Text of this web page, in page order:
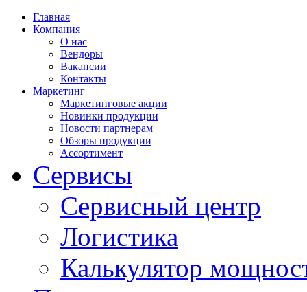
Главная
Компания
О нас
Вендоры
Вакансии
Контакты
Маркетинг
Маркетинговые акции
Новинки продукции
Новости партнерам
Обзоры продукции
Ассортимент
Сервисы
Сервисный центр
Логистика
Калькулятор